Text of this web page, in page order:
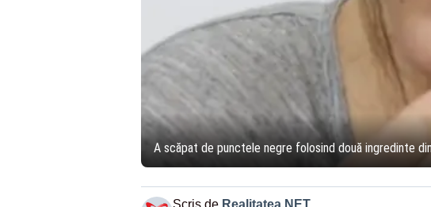
A scăpat de punctele negre folosind două ingredinte